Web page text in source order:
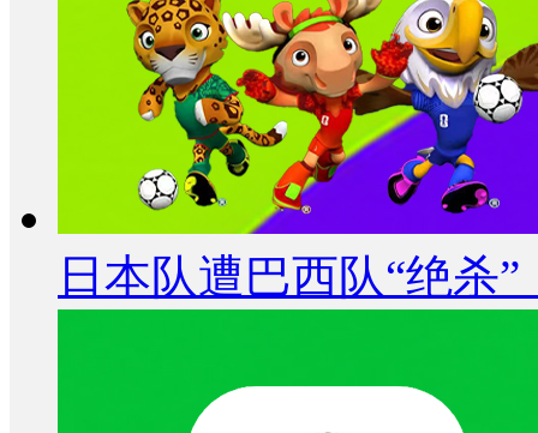
日本队遭巴西队“绝杀